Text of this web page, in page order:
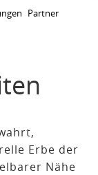
Partner
Erbe der
Nähe